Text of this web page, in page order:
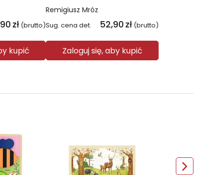
zł (brutto)
kupić
Remigiusz Mróz
Sug. cena det. 52,90 zł (brutto)
Zaloguj się, aby kupić